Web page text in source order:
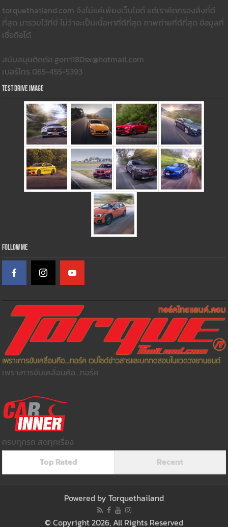
torquethailand.com จึงไม่แค่เพียงเว็บไซต์ แต่เราคัดกรองสิ่งที่ดี
ที่สุด มารวมใว้ที่นี่ ไม่ว่าจะเป็นเนื้อหาที่ดีที่สุด ภาพถ่ายที่ดีที่สุด ข้อมูลที่
เชื่อถือได้
สนับสนุนติดต่อ gorri180sx@hotmail.com
เบอร์โทร 065-455-5393
Test Drive Image
Follow Me
เพราะการขับเคลื่อนคือ...ทอร์ค
ครบทุกรถ สดทุกเรื่อง
Top Rated
Recent
Powered by Torquethailand
© Copyright 2026, All Rights Reserved